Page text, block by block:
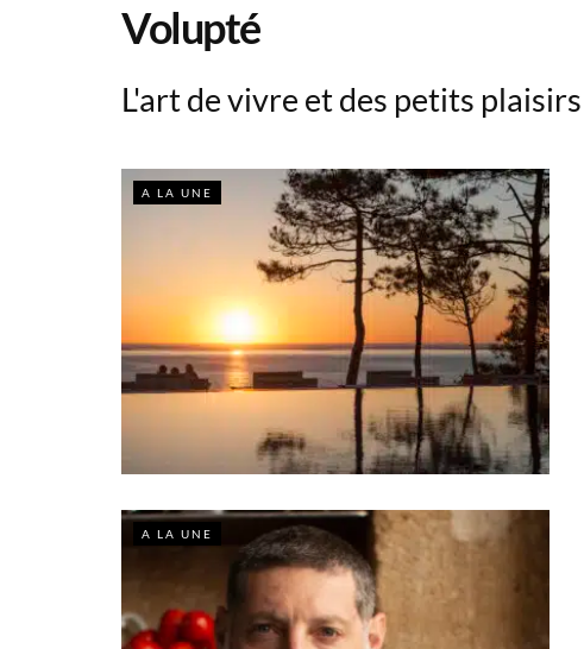
Volupté
L'art de vivre et des petits plaisirs
A LA UNE
A LA UNE